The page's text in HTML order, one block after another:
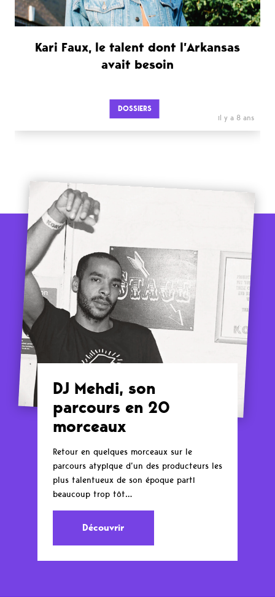
Kari Faux, le talent dont l’Arkansas
avait besoin
DOSSIERS
il y a 8 ans
DJ Mehdi, son
parcours en 20
morceaux
Retour en quelques morceaux sur le
parcours atypique d’un des producteurs les
plus talentueux de son époque parti
beaucoup trop tôt…
Découvrir